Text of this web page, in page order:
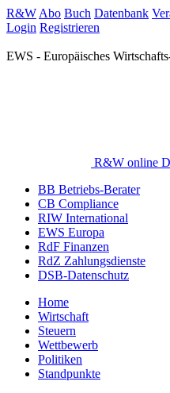
R&W Abo Buch Datenbank
Login Registrieren
EWS - Europäisches
R&W online
BB Betriebs-Berater
CB Compliance
RIW International
EWS Europa
RdF Finanzen
RdZ Zahlungsdienste
DSB-Datenschutz
Home
Wirtschaft
Steuern
Wettbewerb
Politiken
Standpunkte